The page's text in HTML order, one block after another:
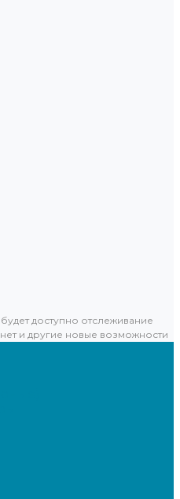
доступно отслеживание
и другие новые возможности